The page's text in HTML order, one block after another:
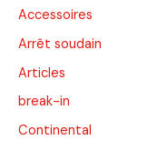
Accessoires
Arrêt soudain
Articles
break-in
Continental